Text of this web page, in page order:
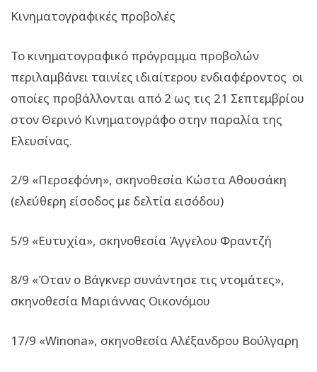
Κινηματογραφικές προβολές
Το κινηματογραφικό πρόγραμμα προβολών
περιλαμβάνει ταινίες ιδιαίτερου ενδιαφέροντος οι
οποίες προβάλλονται από 2 ως τις 21 Σεπτεμβρίου
στον Θερινό Κινηματογράφο στην παραλία της
Ελευσίνας.
2/9 «Περσεφόνη», σκηνοθεσία Κώστα Αθουσάκη
(ελεύθερη είσοδος με δελτία εισόδου)
5/9 «Ευτυχία», σκηνοθεσία Άγγελου Φραντζή
8/9 «Όταν ο Βάγκνερ συνάντησε τις ντομάτες»,
σκηνοθεσία Μαριάννας Οικονόμου
17/9 «Winona», σκηνοθεσία Αλέξανδρου Βούλγαρη